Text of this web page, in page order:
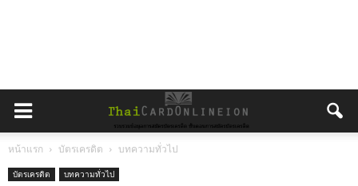
หน้าแรก บัตรเครดิต บทความทั่วไป
บัตรเครดิต บทความทั่วไป